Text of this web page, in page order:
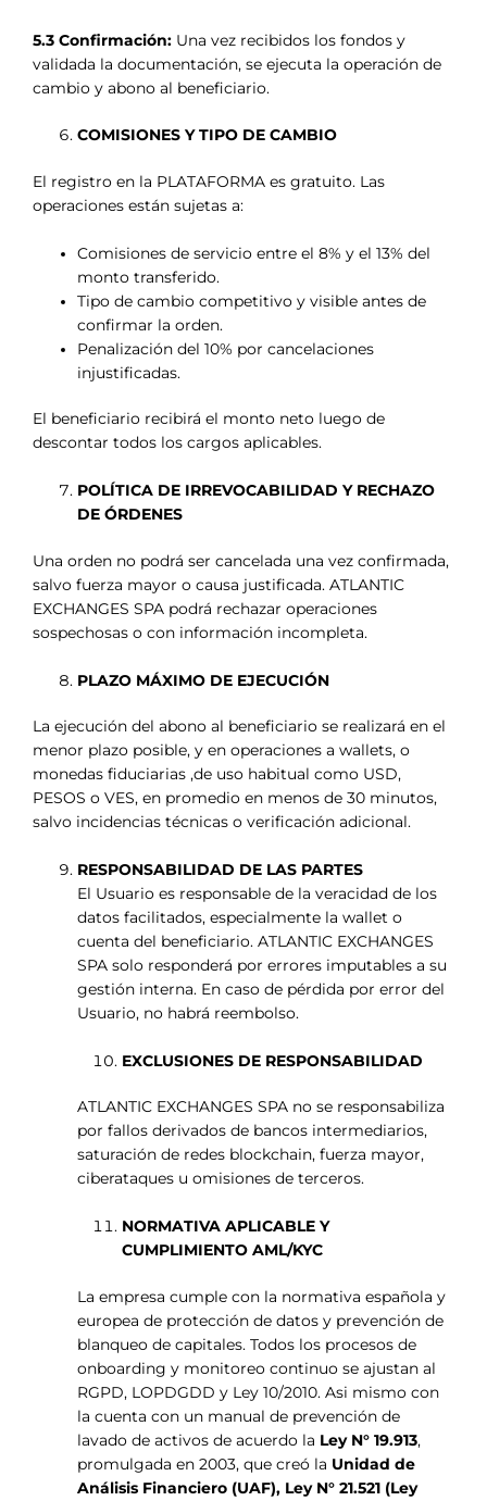
5.3 Confirmación: Una vez recibidos los fondos y
validada la documentación, se ejecuta la operación de
cambio y abono al beneficiario.
COMISIONES Y TIPO DE CAMBIO
El registro en la PLATAFORMA es gratuito. Las
operaciones están sujetas a:
Comisiones de servicio entre el 8% y el 13% del
monto transferido.
Tipo de cambio competitivo y visible antes de
confirmar la orden.
Penalización del 10% por cancelaciones
injustificadas.
El beneficiario recibirá el monto neto luego de
descontar todos los cargos aplicables.
POLÍTICA DE IRREVOCABILIDAD Y RECHAZO
DE ÓRDENES
Una orden no podrá ser cancelada una vez confirmada,
salvo fuerza mayor o causa justificada. ATLANTIC
EXCHANGES SPA podrá rechazar operaciones
sospechosas o con información incompleta.
PLAZO MÁXIMO DE EJECUCIÓN
La ejecución del abono al beneficiario se realizará en el
menor plazo posible, y en operaciones a wallets, o
monedas fiduciarias ,de uso habitual como USD,
PESOS o VES, en promedio en menos de 30 minutos,
salvo incidencias técnicas o verificación adicional.
RESPONSABILIDAD DE LAS PARTES
El Usuario es responsable de la veracidad de los
datos facilitados, especialmente la wallet o
cuenta del beneficiario. ATLANTIC EXCHANGES
SPA solo responderá por errores imputables a su
gestión interna. En caso de pérdida por error del
Usuario, no habrá reembolso.
EXCLUSIONES DE RESPONSABILIDAD
ATLANTIC EXCHANGES SPA no se responsabiliza
por fallos derivados de bancos intermediarios,
saturación de redes blockchain, fuerza mayor,
ciberataques u omisiones de terceros.
NORMATIVA APLICABLE Y
CUMPLIMIENTO AML/KYC
La empresa cumple con la normativa española y
europea de protección de datos y prevención de
blanqueo de capitales. Todos los procesos de
onboarding y monitoreo continuo se ajustan al
RGPD, LOPDGDD y Ley 10/2010. Asi mismo con
la cuenta con un manual de prevención de
lavado de activos de acuerdo la Ley N° 19.913,
promulgada en 2003, que creó la Unidad de
Análisis Financiero (UAF), Ley N° 21.521 (Ley